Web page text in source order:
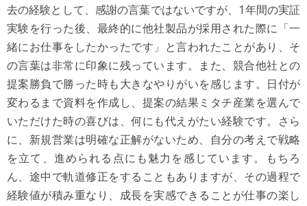
去の経験として、感謝の言葉ではないですが、1年間の実証
実験を行った後、最終的に他社製品が採用された際に「一
緒にお仕事をしたかったです」と言われたことがあり、そ
の言葉は非常に印象に残っています。また、競合他社との
提案勝負で勝った時も大きなやりがいを感じます。日付が
変わるまで資料を作成し、提案の結果ミタチ産業を選んで
いただけた時の喜びは、何にも代えがたい経験です。さら
に、新規営業は明確な正解がないため、自分の考えで戦略
を立て、進められる点にも魅力を感じています。もちろ
ん、途中で軌道修正をすることもありますが、その過程で
経験値が積み重なり、成長を実感できることが仕事の楽し